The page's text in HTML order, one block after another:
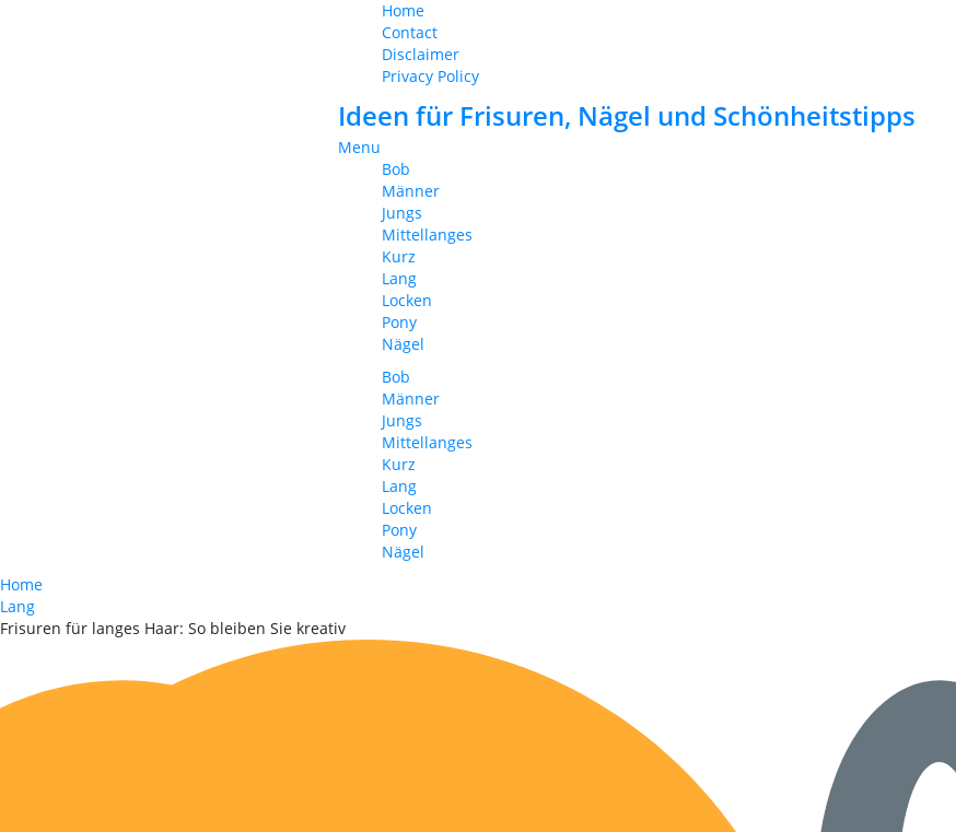
Home
Contact
Disclaimer
Privacy Policy
Ideen für Frisuren, Nägel und Schönheitstipps
Menu
Bob
Männer
Jungs
Mittellanges
Kurz
Lang
Locken
Pony
Nägel
Bob
Männer
Jungs
Mittellanges
Kurz
Lang
Locken
Pony
Nägel
Home
Lang
Frisuren für langes Haar: So bleiben Sie kreativ